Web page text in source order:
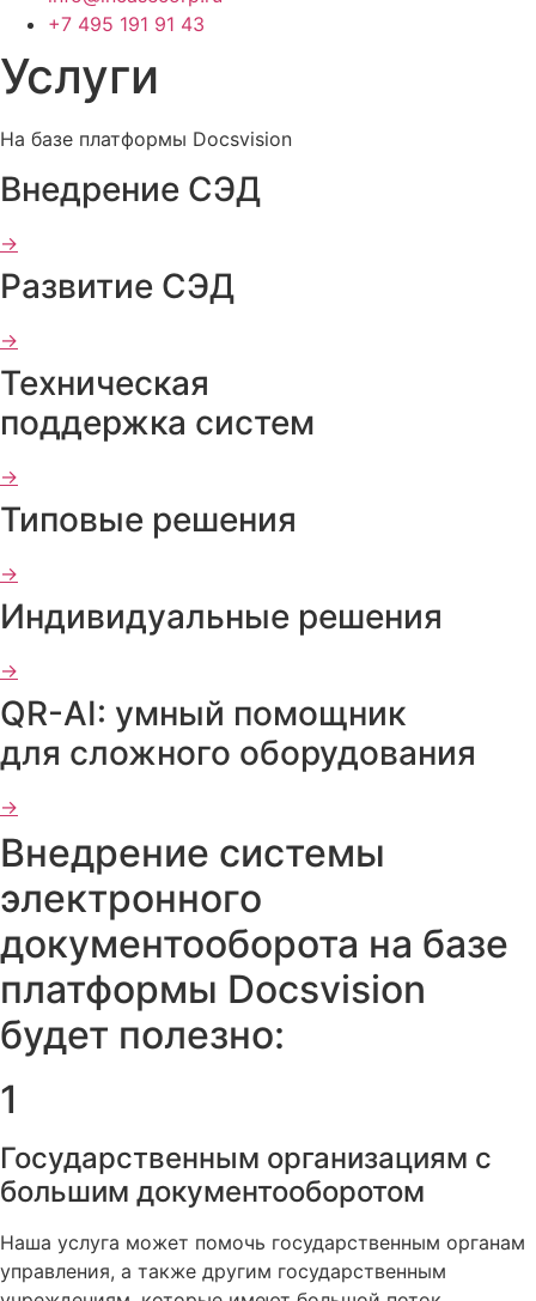
+7 495 191 91 43
Услуги
На базе платформы Docsvision
Внедрение СЭД
→
Развитие СЭД
→
Техническая
поддержка систем
→
Типовые решения
→
Индивидуальные решения
→
QR-AI: умный помощник
для сложного оборудования
→
Внедрение системы
электронного
документооборота на базе
платформы Docsvision
будет полезно:
1
Государственным организациям с
большим документооборотом
Наша услуга может помочь государственным органам
управления, а также другим государственным